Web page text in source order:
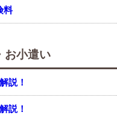
料
お小遣い
説！
説！